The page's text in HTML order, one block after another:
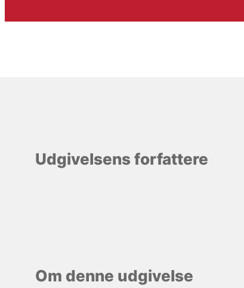
Udgivelsens forfattere
Om denne udgivelse